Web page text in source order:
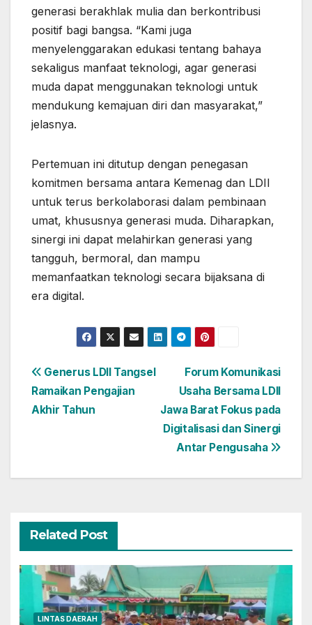
generasi berakhlak mulia dan berkontribusi
positif bagi bangsa. “Kami juga
menyelenggarakan edukasi tentang bahaya
sekaligus manfaat teknologi, agar generasi
muda dapat menggunakan teknologi untuk
mendukung kemajuan diri dan masyarakat,”
jelasnya.
Pertemuan ini ditutup dengan penegasan
komitmen bersama antara Kemenag dan LDII
untuk terus berkolaborasi dalam pembinaan
umat, khususnya generasi muda. Diharapkan,
sinergi ini dapat melahirkan generasi yang
tangguh, bermoral, dan mampu
memanfaatkan teknologi secara bijaksana di
era digital.
Navigasi
pos
Forum Komunikasi
Usaha Bersama LDII
Jawa Barat Fokus pada
Digitalisasi dan Sinergi
Antar Pengusaha
Generus LDII Tangsel
Ramaikan Pengajian
Akhir Tahun
Related Post
LINTAS DAERAH